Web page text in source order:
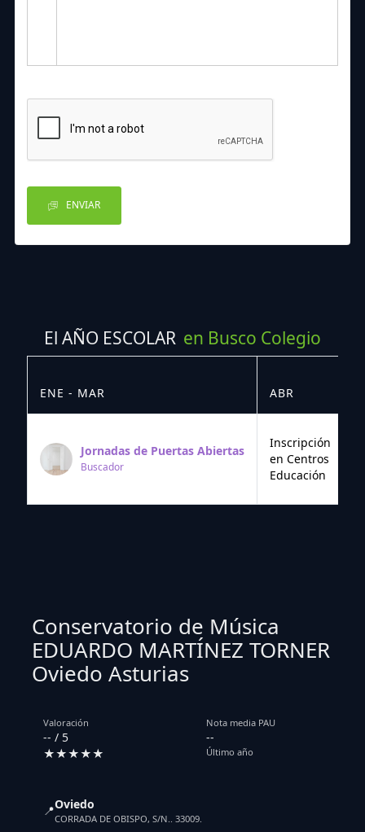
ENVIAR
El AÑO ESCOLAR en Busco Colegio
ENE - MAR ABR
Jornadas de Puertas Abiertas
Buscador
Inscripción
en Centros
Educación
Conservatorio de Música
EDUARDO MARTÍNEZ TORNER
Oviedo Asturias
Valoración
-- / 5
★★★★★
Nota media PAU
--
Último año
📍Oviedo
CORRADA DE OBISPO, S/N.. 33009.